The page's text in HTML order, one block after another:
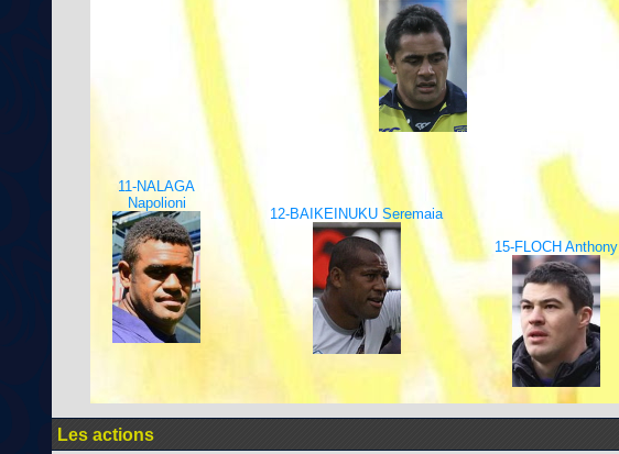
11-NALAGA
Napolioni
12-BAIKEINUKU Seremaia
15-FLOCH Anthony
Les actions